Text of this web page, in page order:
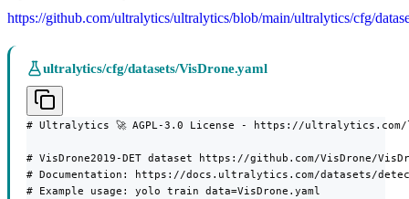
https://github.com/ultralytics/ultralytics/blob/main/ultralytics/cfg/
ultralytics/cfg/datasets/VisDrone.yaml
# Ultralytics 🚀 AGPL-3.0 License - https://ultralytics.com/
# VisDrone2019-DET dataset https://github.com/VisDrone/
# Documentation: https://docs.ultralytics.com/datasets/
# Example usage: yolo train data=VisDrone.yaml